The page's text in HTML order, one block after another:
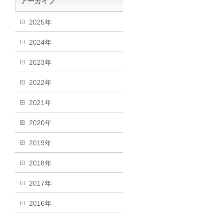
2025年
2024年
2023年
2022年
2021年
2020年
2019年
2018年
2017年
2016年